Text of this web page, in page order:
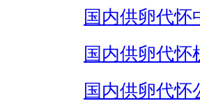
国内供卵代怀
国内供卵代怀
国内供卵代怀